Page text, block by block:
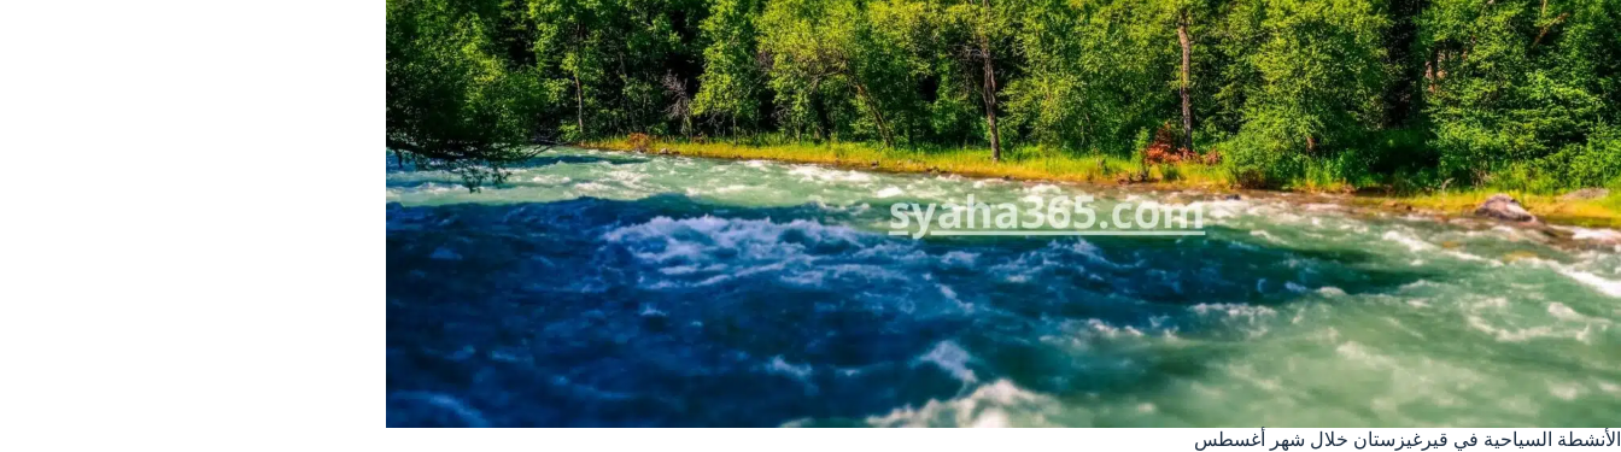
الأنشطة السياحية في قيرغيزستان خلال شهر أغسطس